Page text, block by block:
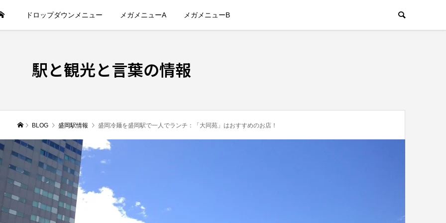
ドロップダウンメニュー メガメニューA メガメニューB
駅と観光と言葉の情報
BLOG 盛岡駅情報 盛岡冷麺を盛岡駅で一人でランチ：「大同苑」はおすすめのお店！